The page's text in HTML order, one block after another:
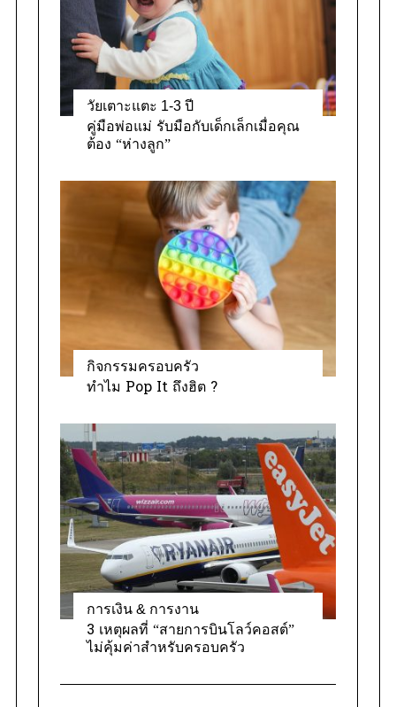
วัยเตาะแตะ 1-3 ปี
คู่มือพ่อแม่ รับมือกับเด็กเล็กเมื่อคุณ
ต้อง “ห่างลูก”
กิจกรรมครอบครัว
ทำไม Pop It ถึงฮิต ?
การเงิน & การงาน
3 เหตุผลที่ “สายการบินโลว์คอสต์”
ไม่คุ้มค่าสำหรับครอบครัว